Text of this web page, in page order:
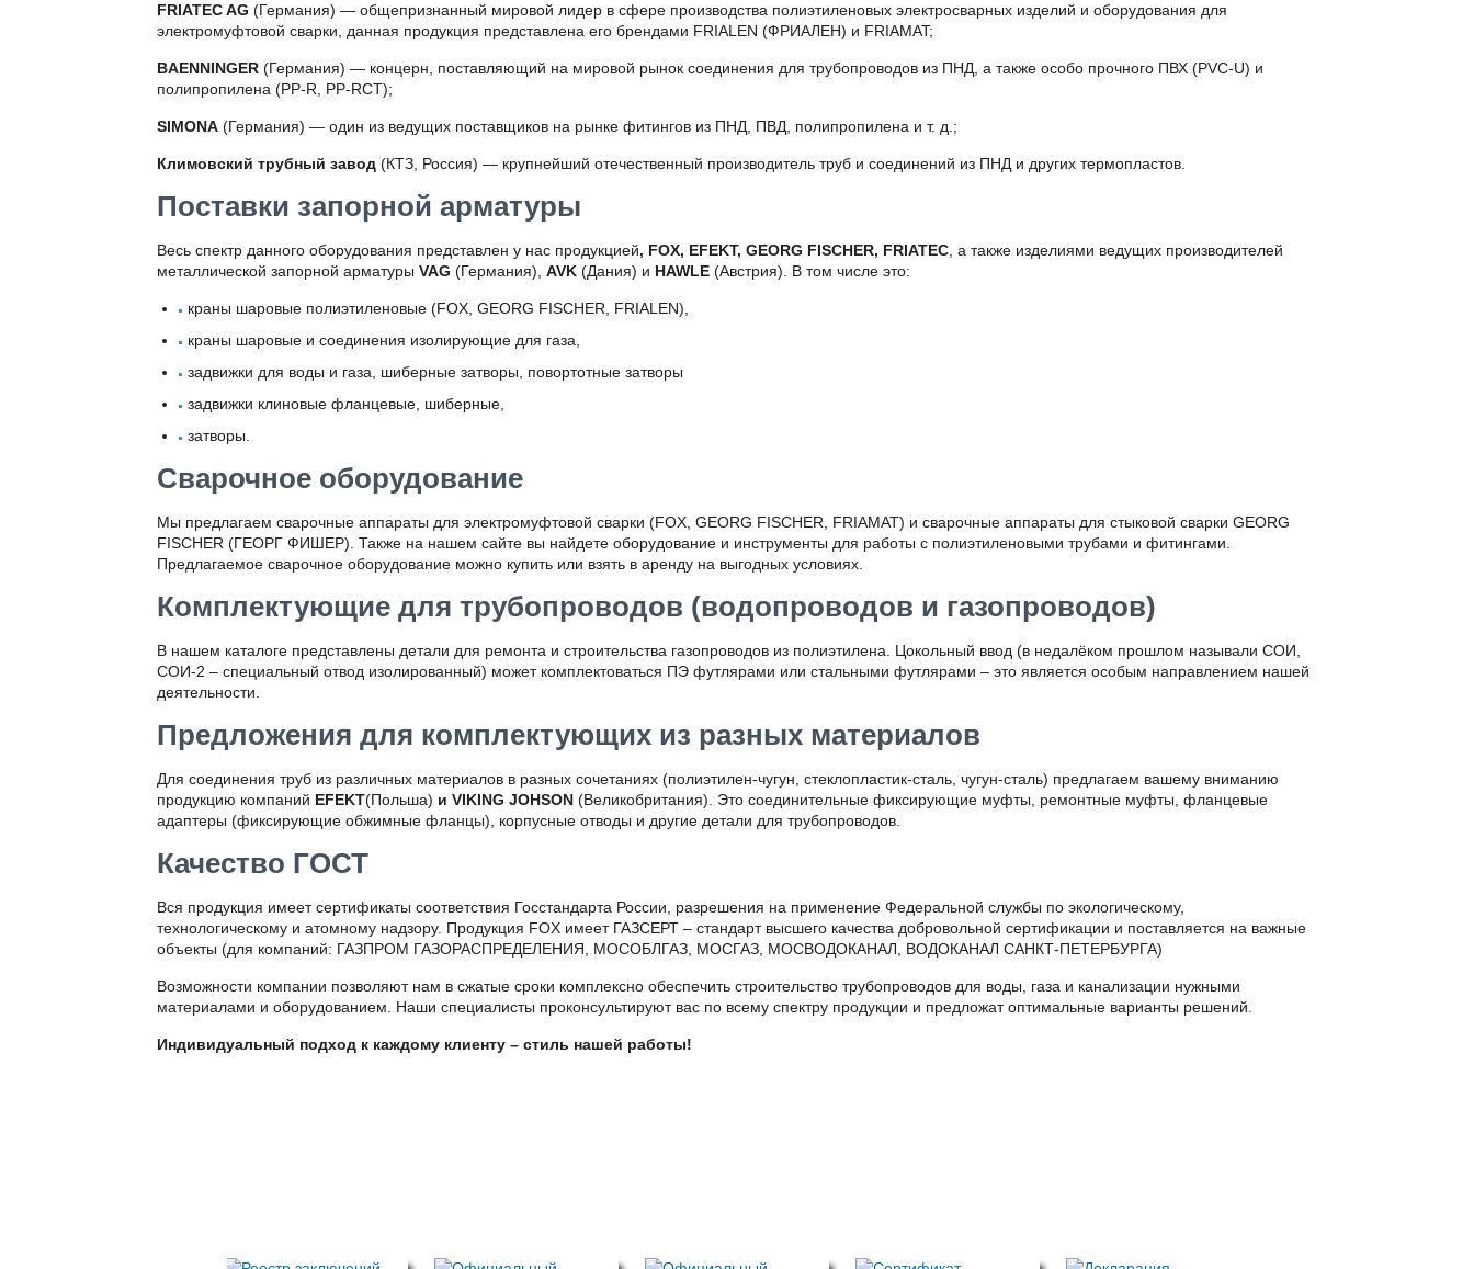
FRIATECAG (Германия) — общепризнанный мировой лидер в сфере производства полиэтиленовых электросварных изделий и оборудования для
электромуфтовой сварки, данная продукция представлена его брендами FRIALEN (ФРИАЛЕН) и FRIAMAT;
BAENNINGER (Германия) — концерн, поставляющий на мировой рынок соединения для трубопроводов из ПНД, а также особо прочного ПВХ (PVC-U) и
полипропилена (PP-R, PP-RCT);
SIMONA (Германия) — один из ведущих поставщиков на рынке фитингов из ПНД, ПВД, полипропилена и т. д.;
Климовский трубный завод (КТЗ, Россия) — крупнейший отечественный производитель труб и соединений из ПНД и других термопластов.
Поставки запорной арматуры
Весь спектр данного оборудования представлен у нас продукцией, FOX, EFEKT,GEORG FISCHER, FRIATEC , а также изделиями ведущих производителей
металлической запорной арматурыVAG (Германия),AVK (Дания) и HAWLE (Австрия). В том числе это:
краны шаровые полиэтиленовые (FOX, GEORG FISCHER, FRIALEN),
краны шаровые и соединения изолирующие для газа,
задвижки для воды и газа, шиберные затворы, повортотные затворы
задвижки клиновые фланцевые, шиберные,
затворы.
Сварочное оборудование
Мы предлагаем сварочные аппараты для электромуфтовой сварки (FOX, GEORG FISCHER, FRIAMAT) и сварочные аппараты для стыковой сварки GEORG
FISCHER (ГЕОРГ ФИШЕР). Также на нашем сайте вы найдете оборудование и инструменты для работы с полиэтиленовыми трубами и фитингами.
Предлагаемое сварочное оборудование можно купить или взять в аренду на выгодных условиях.
Комплектующие для трубопроводов (водопроводов и газопроводов)
В нашем каталоге представлены детали для ремонта и строительства газопроводов из полиэтилена. Цокольный ввод (в недалёком прошлом называли СОИ,
СОИ-2 – специальный отвод изолированный) может комплектоваться ПЭ футлярами или стальными футлярами – это является особым направлением нашей
деятельности.
Предложения для комплектующих из разных материалов
Для соединения труб из различных материалов в разных сочетаниях (полиэтилен-чугун, стеклопластик-сталь, чугун-сталь) предлагаем вашему вниманию
продукцию компаний EFEKT(Польша) иVIKING JOHSON (Великобритания). Это соединительные фиксирующие муфты, ремонтные муфты, фланцевые
адаптеры (фиксирующие обжимные фланцы), корпусные отводы и другие детали для трубопроводов.
Качество ГОСТ
Вся продукция имеет сертификаты соответствия Госстандарта России, разрешения на применение Федеральной службы по экологическому,
технологическому и атомному надзору. Продукция FOX имеет ГАЗСЕРТ – стандарт высшего качества добровольной сертификации и поставляется на важные
объекты (для компаний: ГАЗПРОМ ГАЗОРАСПРЕДЕЛЕНИЯ, МОСОБЛГАЗ, МОСГАЗ, МОСВОДОКАНАЛ, ВОДОКАНАЛ САНКТ-ПЕТЕРБУРГА)
Возможности компании позволяют нам в сжатые сроки комплексно обеспечить строительство трубопроводов для воды, газа и канализации нужными
материалами и оборудованием. Наши специалисты проконсультируют вас по всему спектру продукции и предложат оптимальные варианты решений.
Индивидуальный подход к каждому клиенту – стиль нашей работы!